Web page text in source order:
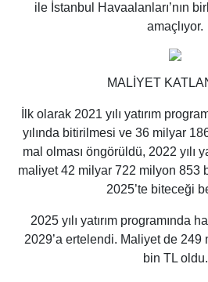
ile İstanbul Havaalanları’nın
amaçlıyor.
MALİYET
İlk olarak 2021 yılı yatırım
yılında bitirilmesi ve 36 milyar
mal olması öngörüldü, 2022 yılı
maliyet 42 milyar 722 milyon 853
2025’te biteceği
2025 yılı yatırım programında
2029’a ertelendi. Maliyet de
bin TL oldu.